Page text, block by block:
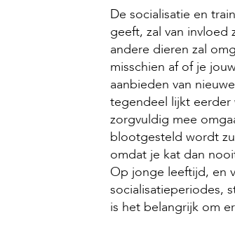
De socialisatie en
geeft, zal van
andere dieren zal
misschien af of je
aanbieden van
tegendeel lijkt eerder
zorgvuldig mee
blootgesteld wordt
omdat je kat dan
Op jonge leeftijd, en
socialisatieperiodes,
is het belangrijk om